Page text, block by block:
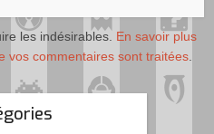
les indésirables. En savoir plus
vos commentaires sont traitées